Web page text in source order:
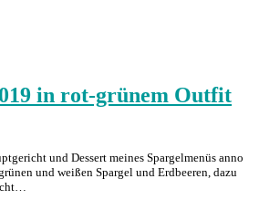
in rot-grünem Outfit
und Dessert meines Spargelmenüs anno
und weißen Spargel und Erdbeeren, dazu